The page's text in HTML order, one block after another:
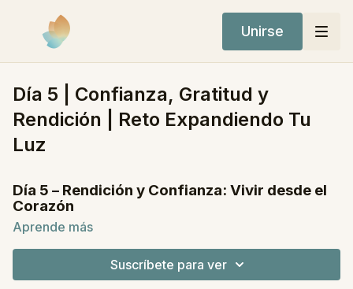
Unirse
Día 5 | Confianza, Gratitud y
Rendición | Reto Expandiendo Tu
Luz
Día 5 – Rendición y Confianza: Vivir desde el
Corazón
Bienvenida/o a la última clase del Reto Expandiendo tu
Luz.
Hoy celebramos este camino de transformación interior,
donde fortaleciste tu autoestima, reconectaste con tu luz y
Aprende más
Suscríbete para ver